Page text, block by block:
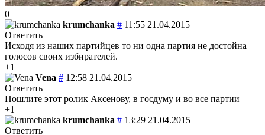
0
krumchanka # 11:55 21.04.2015
Ответить
Исходя из наших партийцев то ни одна партия не достойна
голосов своих избирателей.
+1
Vena # 12:58 21.04.2015
Ответить
Пошлите этот ролик Аксенову, в госдуму и во все партии
+1
krumchanka # 13:29 21.04.2015
Ответить